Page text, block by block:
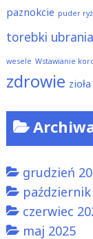
paznokcie puder
torebki ubrania
wesele Wstawianie
zdrowie zioła
grudzień
październik
czerwiec
maj 2025